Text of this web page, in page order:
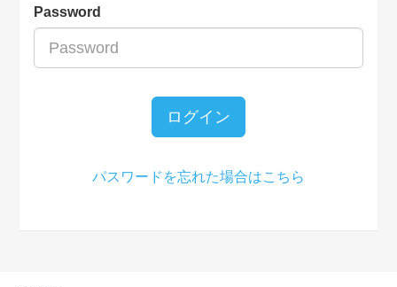
Password
ログイン
パスワードを忘れた場合はこちら